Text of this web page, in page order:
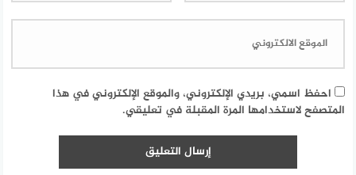
احفظ اسمي، بريدي الإلكتروني، والموقع الإلكتروني في هذا
المتصفح لاستخدامها المرة المقبلة في تعليقي.